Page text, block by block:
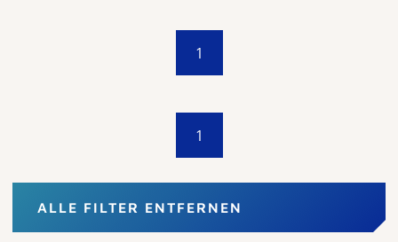
1
1
ALLE FILTER ENTFERNEN